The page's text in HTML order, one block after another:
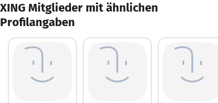
XING Mitglieder mit ähnlichen
Profilangaben